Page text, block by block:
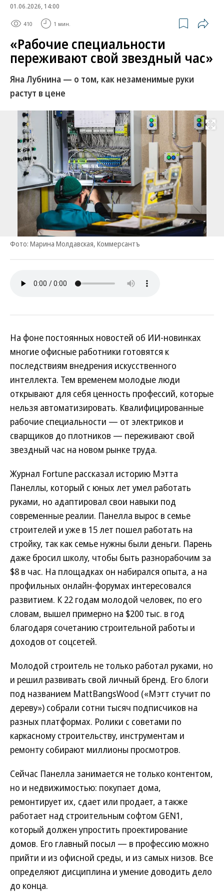
01.06.2026, 14:00
410 1 мин.
«Рабочие специальности
переживают свой звездный час»
Яна Лубнина — о том, как незаменимые руки
растут в цене
Развернуть
Фото: Марина Молдавская, Коммерсантъ
На фоне постоянных новостей об ИИ-новинках
многие офисные работники готовятся к
последствиям внедрения искусственного
интеллекта. Тем временем молодые люди
открывают для себя ценность профессий, которые
нельзя автоматизировать. Квалифицированные
рабочие специальности — от электриков и
сварщиков до плотников — переживают свой
звездный час на новом рынке труда.
Журнал Fortune рассказал историю Мэтта
Панеллы, который с юных лет умел работать
руками, но адаптировал свои навыки под
современные реалии. Панелла вырос в семье
строителей и уже в 15 лет пошел работать на
стройку, так как семье нужны были деньги. Парень
даже бросил школу, чтобы быть разнорабочим за
$8 в час. На площадках он набирался опыта, а на
профильных онлайн-форумах интересовался
развитием. К 22 годам молодой человек, по его
словам, вышел примерно на $200 тыс. в год
благодаря сочетанию строительной работы и
доходов от соцсетей.
Молодой строитель не только работал руками, но
и решил развивать свой личный бренд. Его блоги
под названием MattBangsWood («Мэтт стучит по
дереву») собрали сотни тысяч подписчиков на
разных платформах. Ролики с советами по
каркасному строительству, инструментам и
ремонту собирают миллионы просмотров.
Сейчас Панелла занимается не только контентом,
но и недвижимостью: покупает дома,
ремонтирует их, сдает или продает, а также
работает над строительным софтом GEN1,
который должен упростить проектирование
домов. Его главный посыл — в профессию можно
прийти и из офисной среды, и из самых низов. Все
определяют дисциплина и умение доводить дело
до конца.